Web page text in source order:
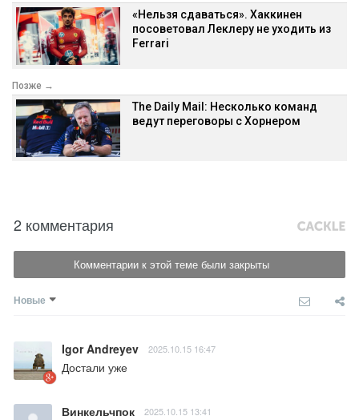
«Нельзя сдаваться». Хаккинен
посоветовал Леклеру не уходить из
Ferrari
Позже →
The Daily Mail: Несколько команд
ведут переговоры с Хорнером
2 комментария
Комментарии к этой теме были закрыты
Новые
Igor Andreyev 2025.10.15 16:47
Достали уже
Винкельчпок 2025.10.15 13:41